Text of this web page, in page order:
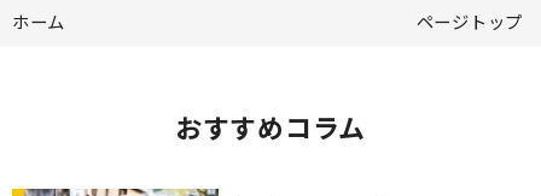
ホーム ページトップ
おすすめコラム